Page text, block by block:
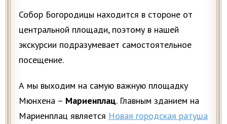
Собор Богородицы находится в стороне от
центральной площади, поэтому в нашей
экскурсии подразумевает самостоятельное
посещение.
А мы выходим на самую важную площадку
Мюнхена – Мариенплац. Главным зданием на
Мариенплац является Новая городская ратуша